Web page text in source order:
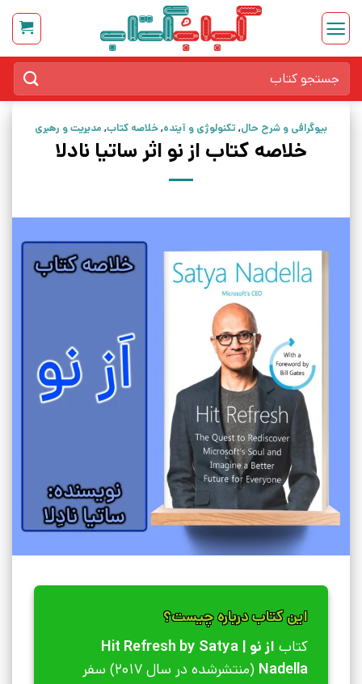
Skip
content
برای:
بیوگرافی و شرح حال, تکنولوژی و آینده,خلاصه کتاب, مدیریت و رهبری
خلاصه کتاب از نو اثر ساتیا نادلا
این کتاب درباره چیست؟
کتاب
از نو | Hit Refresh by Satya
Nadella
(منتشرشده در سال 2017) سفر